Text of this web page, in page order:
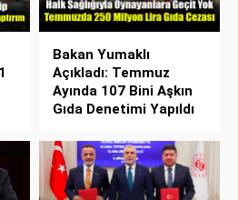
Bakan Yumaklı
Açıkladı: Temmuz
Ayında 107 Bini Aşkın
Gıda Denetimi Yapıldı